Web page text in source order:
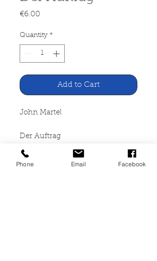
€6.00
Quantity *
Add to Cart
John Martel
Der Auftrag
Droemersche Verlagsanstalt Th.
Phone Email Facebook